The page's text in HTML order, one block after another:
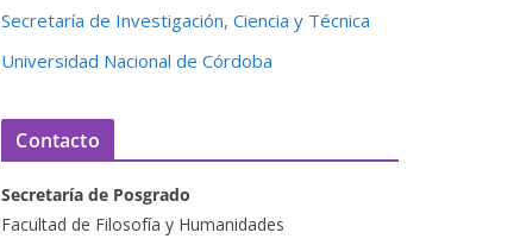
Secretaría de Investigación, Ciencia y Técnica
Universidad Nacional de Córdoba
Contacto
Secretaría de Posgrado
Facultad de Filosofía y Humanidades